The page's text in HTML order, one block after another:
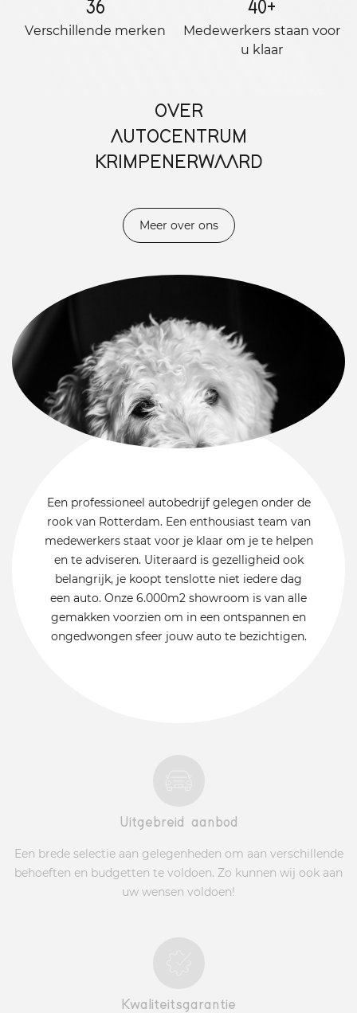
36
Verschillende merken
40+
Medewerkers staan ​​voor
u klaar
OVER
AUTOCENTRUM
KRIMPENERWAARD
Meer over ons
Een professioneel autobedrijf gelegen onder de
rook van Rotterdam. Een enthousiast team van
medewerkers staat voor je klaar om je te helpen
en te adviseren. Uiteraard is gezelligheid ook
belangrijk, je koopt tenslotte niet iedere dag
een auto. Onze 6.000m2 showroom is van alle
gemakken voorzien om in een ontspannen en
ongedwongen sfeer jouw auto te bezichtigen.
Uitgebreid aanbod
Een brede selectie aan gelegenheden om aan verschillende
behoeften en budgetten te voldoen. Zo kunnen wij ook aan
uw wensen voldoen!
Kwaliteitsgarantie